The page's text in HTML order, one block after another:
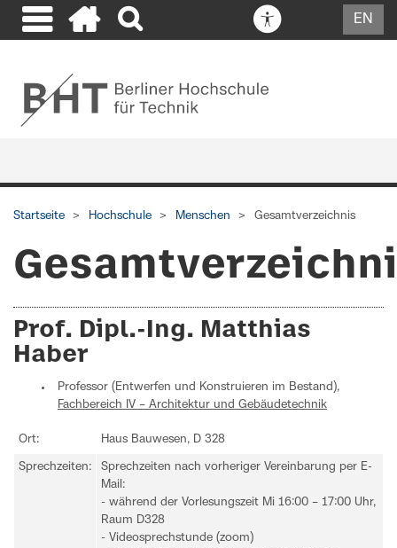
EN
Startseite Hochschule Menschen Gesamtverzeichnis
Prof. Dipl.-Ing. Matthias
Haber
Professor (Entwerfen und Konstruieren im Bestand),
Fachbereich IV – Architektur und Gebäudetechnik
Ort: Haus Bauwesen, D 328
Sprechzeiten:
Sprechzeiten nach vorheriger Vereinbarung per E-
Mail:
- während der Vorlesungszeit Mi 16:00 – 17:00 Uhr,
Raum D328
- Videosprechstunde (zoom)